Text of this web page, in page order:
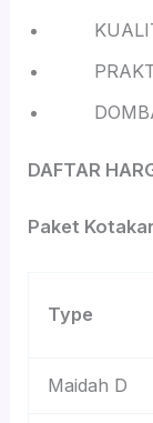
DOMBA
DAFTAR
Paket
Type
Maidah D